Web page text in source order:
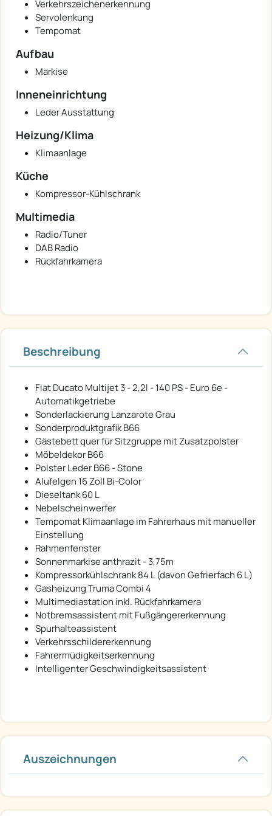
Verkehrszeichenerkennung
Servolenkung
Tempomat
Aufbau
Markise
Inneneinrichtung
Leder Ausstattung
Heizung/Klima
Klimaanlage
Küche
Kompressor-Kühlschrank
Multimedia
Radio/Tuner
DAB Radio
Rückfahrkamera
Beschreibung
Fiat Ducato Multijet 3 - 2,2l - 140 PS - Euro 6e -
Automatikgetriebe
Sonderlackierung Lanzarote Grau
Sonderproduktgrafik B66
Gästebett quer für Sitzgruppe mit Zusatzpolster
Möbeldekor B66
Polster Leder B66 - Stone
Alufelgen 16 Zoll Bi-Color
Dieseltank 60 L
Nebelscheinwerfer
Tempomat Klimaanlage im Fahrerhaus mit manueller
Einstellung
Rahmenfenster
Sonnenmarkise anthrazit - 3,75m
Kompressorkühlschrank 84 L (davon Gefrierfach 6 L)
Gasheizung Truma Combi 4
Multimediastation inkl. Rückfahrkamera
Notbremsassistent mit Fußgängererkennung
Spurhalteassistent
Verkehrsschildererkennung
Fahrermüdigkeitserkennung
Intelligenter Geschwindigkeitsassistent
Auszeichnungen